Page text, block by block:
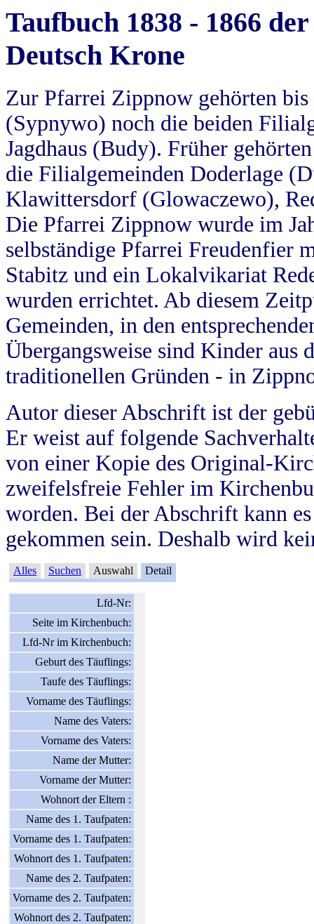
Taufbuch 1838 - 1866
Deutsch Krone
Zur Pfarrei Zippnow gehörten
(Sypnywo) noch die beiden
Jagdhaus (Budy). Früher
die Filialgemeinden Doderlage
Klawittersdorf (Glowaczewo),
Die Pfarrei Zippnow wurde im
selbständige Pfarrei Freudenfier
Stabitz und ein Lokalvikariat
wurden errichtet. Ab diesem
Gemeinden, in den
Übergangsweise sind Kinder aus
traditionellen Gründen - in
Autor dieser Abschrift ist der
Er weist auf folgende
von einer Kopie des Original-
zweifelsfreie Fehler im
worden. Bei der Abschrift kann
gekommen sein. Deshalb wird
Alles Suchen Auswahl Detail
Lfd-Nr:
Seite im Kirchenbuch:
Lfd-Nr im Kirchenbuch:
Geburt des Täuflings:
Taufe des Täuflings:
Vorname des Täuflings:
Name des Vaters:
Vorname des Vaters:
Name der Mutter:
Vorname der Mutter:
Wohnort der Eltern :
Name des 1. Taufpaten:
Vorname des 1. Taufpaten:
Wohnort des 1. Taufpaten:
Name des 2. Taufpaten:
Vorname des 2. Taufpaten:
Wohnort des 2. Taufpaten: